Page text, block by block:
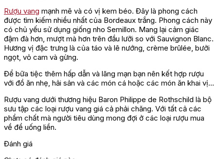
Rượu vang mạnh mẽ và có vị kem béo. Đây là phong cách
được tìm kiếm nhiều nhất của Bordeaux trắng. Phong cách này
có chủ yếu sử dụng giống nho Semillon. Mang lại cảm giác
đậm đà hơn, mượt mà hơn trên đầu lưỡi so với Sauvignon Blanc.
Hương vị đặc trưng là của táo và lê nướng, crème brûlée, bưởi
ngọt, vỏ cam và gừng.
Để bữa tiệc thêm hấp dẫn và lãng mạn bạn nên kết hợp rượu
với đồ ăn nhẹ, hải sản và các món cá hoặc các món ăn khai vị…
Rượu vang dưới thương hiệu Baron Philippe de Rothschild là bộ
sưu tập các loại rượu vang giá cả phải chăng. Với tất cả các
phẩm chất mà người tiêu dùng mong đợi ở các loại rượu mua
về để uống liền.
Đánh giá